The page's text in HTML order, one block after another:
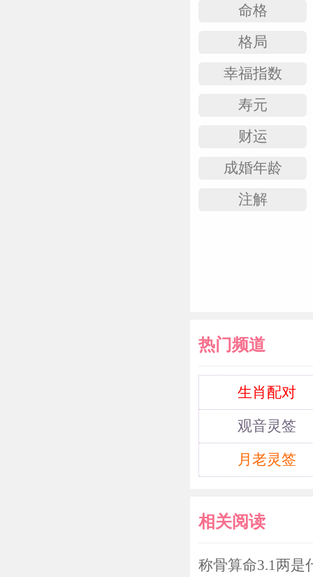
命格
格局
幸福指数
寿元
财运
成婚年龄
注解
热门频道
生肖配对
观音灵签
月老灵签
相关阅读
称骨算命3.1两是